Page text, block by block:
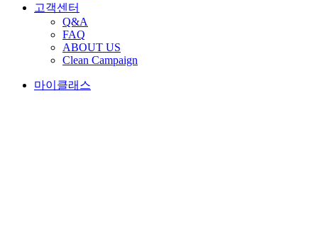
고객센터
Q&A
FAQ
ABOUT US
Clean Campaign
마이클래스